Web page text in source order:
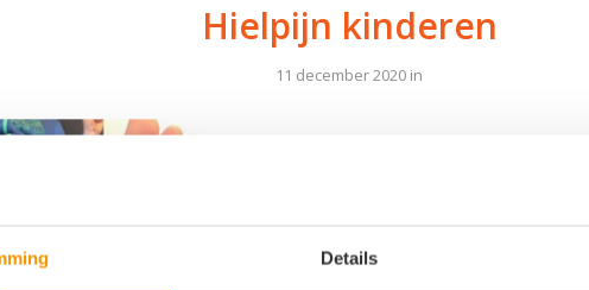
Details
Hielpijn kinderen
11 december 2020 in